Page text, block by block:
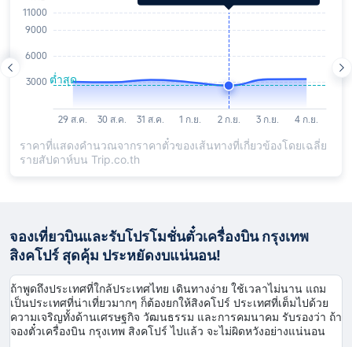
ราคาที่แสดงคำนวณจากราคาตั๋วของเส้นทางที่เกี่ยวข้องโดยเฉลี่ย
รายสัปดาห์บน Trip.co.th
จองเที่ยวบินและรับโปรโมชั่นตั๋วเครื่องบิน กรุงเทพ
สิงคโปร์ สุดคุ้ม ประหยัดงบแน่นอน!
ถ้าพูดถึงประเทศที่ใกล้ประเทศไทย เดินทางง่าย ใช้เวลาไม่นาน แถม
เป็นประเทศที่น่าเที่ยวมากๆ ก็ต้องยกให้สิงคโปร์ ประเทศที่เต็มไปด้วย
ความเจริญทั้งด้านเศรษฐกิจ วัฒนธรรม และการคมนาคม รับรองว่า ถ้า
จองตั๋วเครื่องบิน กรุงเทพ สิงคโปร์ ไปแล้ว จะไม่ผิดหวังอย่างแน่นอน